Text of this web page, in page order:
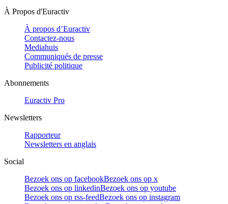
À Propos d'Euractiv
À propos d’Euractiv
Contactez-nous
Mediahuis
Communiqués de presse
Publicité politique
Abonnements
Euractiv Pro
Newsletters
Rapporteur
Newsletters en anglais
Social
Bezoek ons op facebookBezoek ons op x
Bezoek ons op linkedinBezoek ons op youtube
Bezoek ons op rss-feedBezoek ons op instagram